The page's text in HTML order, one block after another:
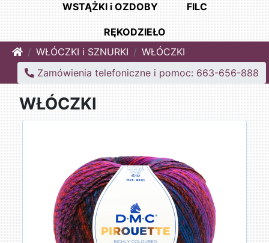
WSTĄŻKI i OZDOBY FILC
RĘKODZIEŁO
HomeWŁÓCZKI i SZNURKI
WŁÓCZKI
Zamówienia telefoniczne i pomoc: 663-656-888
WŁÓCZKI